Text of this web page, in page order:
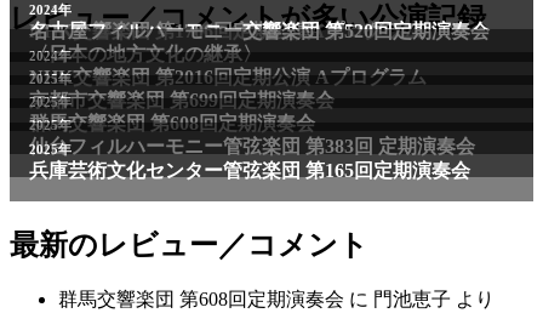
レビュー／コメントが多い公演記録
最新のレビュー／コメント
群馬交響楽団 第608回定期演奏会 に 門池恵子 より